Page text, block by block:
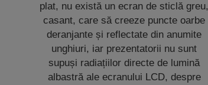
plat, nu există un ecran de sticlă greu,
casant, care să creeze puncte oarbe
deranjante și reflectate din anumite
unghiuri, iar prezentatorii nu sunt
supuși radiațiilor directe de lumină
albastră ale ecranului LCD, despre